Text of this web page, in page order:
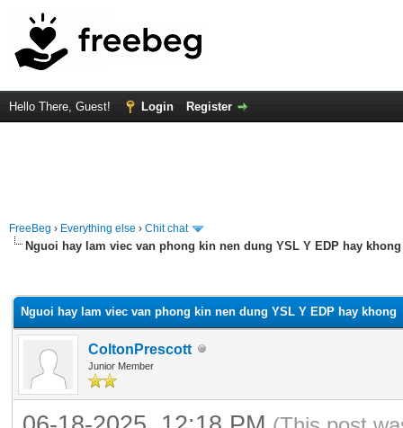
Hello There, Guest! Login Register
FreeBeg › Everything else › Chit chat
Nguoi hay lam viec van phong kin nen dung YSL Y EDP hay khong
Nguoi hay lam viec van phong kin nen dung YSL Y EDP hay khong
ColtonPrescott
Junior Member